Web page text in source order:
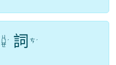
ㄐ
ㄩ
ㄝ
ˊ 詞 ㄘ ˊ